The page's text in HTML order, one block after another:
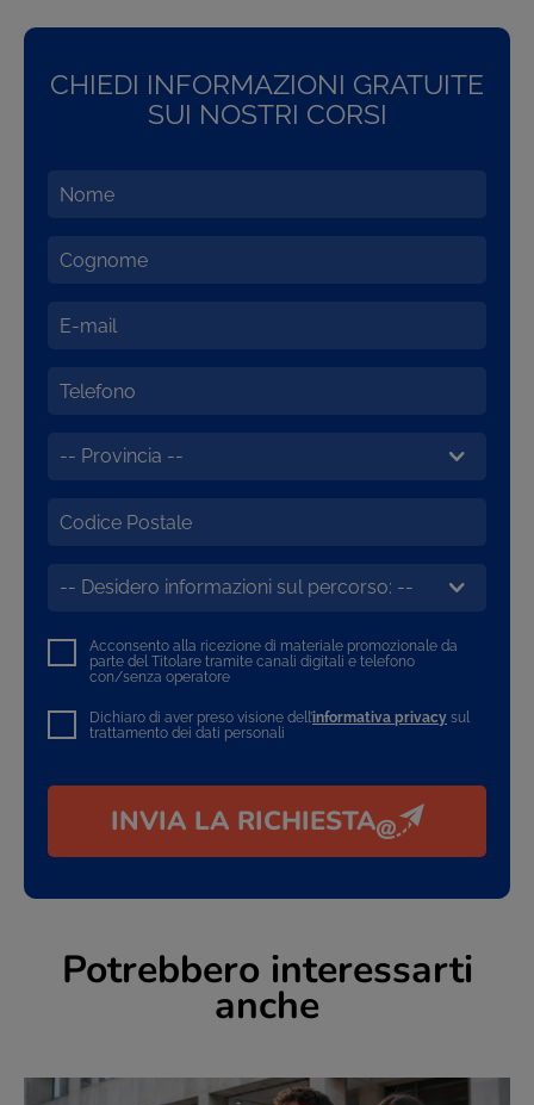
CHIEDI INFORMAZIONI GRATUITE
SUI NOSTRI CORSI
Acconsento alla ricezione di materiale promozionale da
parte del Titolare tramite canali digitali e telefono
con/senza operatore
Dichiaro di aver preso visione dell’informativa privacy sul
trattamento dei dati personali
INVIA LA RICHIESTA
Potrebbero interessarti
anche